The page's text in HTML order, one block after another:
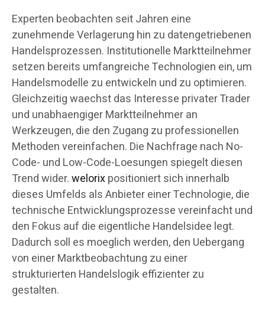
Experten beobachten seit Jahren eine
zunehmende Verlagerung hin zu datengetriebenen
Handelsprozessen. Institutionelle Marktteilnehmer
setzen bereits umfangreiche Technologien ein, um
Handelsmodelle zu entwickeln und zu optimieren.
Gleichzeitig waechst das Interesse privater Trader
und unabhaengiger Marktteilnehmer an
Werkzeugen, die den Zugang zu professionellen
Methoden vereinfachen. Die Nachfrage nach No-
Code- und Low-Code-Loesungen spiegelt diesen
Trend wider.welorixpositioniert sich innerhalb
dieses Umfelds als Anbieter einer Technologie, die
technische Entwicklungsprozesse vereinfacht und
den Fokus auf die eigentliche Handelsidee legt.
Dadurch soll es moeglich werden, den Uebergang
von einer Marktbeobachtung zu einer
strukturierten Handelslogik effizienter zu
gestalten.